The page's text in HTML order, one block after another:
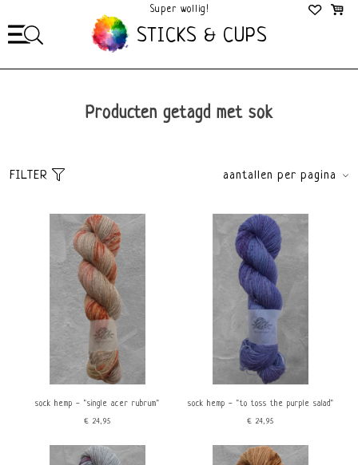
Super wollig!
Mega Gezellig!
STICKS & CUPS
Producten getagd met sok
FILTER
aantallen per pagina
Meest bekeken
Nieuwste producten
Laagste prijs
Hoogste prijs
Alle merken
Mina Dyeworks
Fingering 2,5-3,5mm
Materiaal
Polyamide/Nylon
Rood
Oranje
Mina Dyeworks
sock hemp - "single acer rubrum"
€24,95
sock hemp - "to toss the purple salad"
€24,95